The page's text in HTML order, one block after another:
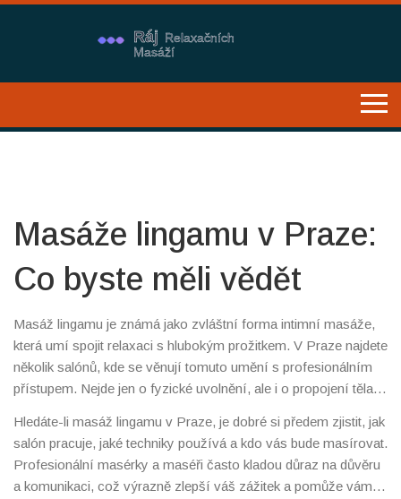
Masáže lingamu v Praze:
Co byste měli vědět
Masáž lingamu je známá jako zvláštní forma intimní masáže,
která umí spojit relaxaci s hlubokým prožitkem. V Praze najdete
několik salónů, kde se věnují tomuto umění s profesionálním
přístupem. Nejde jen o fyzické uvolnění, ale i o propojení těla a
sebevědomí.
Hledáte-li masáž lingamu v Praze, je dobré si předem zjistit, jak
salón pracuje, jaké techniky používá a kdo vás bude masírovat.
Profesionální masérky a maséři často kladou důraz na důvěru
a komunikaci, což výrazně zlepší váš zážitek a pomůže vám